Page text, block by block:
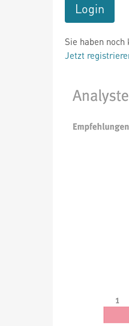
Login
Sie haben
Jetzt